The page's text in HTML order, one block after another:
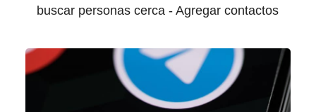
buscar personas cerca - Agregar contactos